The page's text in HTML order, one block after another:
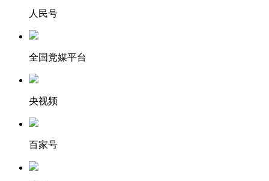
人民号
全国党媒平台
央视频
百家号